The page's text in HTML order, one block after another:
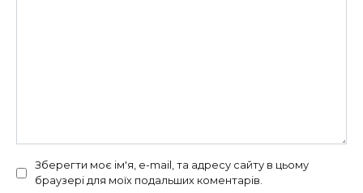
Зберегти моє ім'я, e-mail, та адресу сайту в цьому
браузері для моїх подальших коментарів.